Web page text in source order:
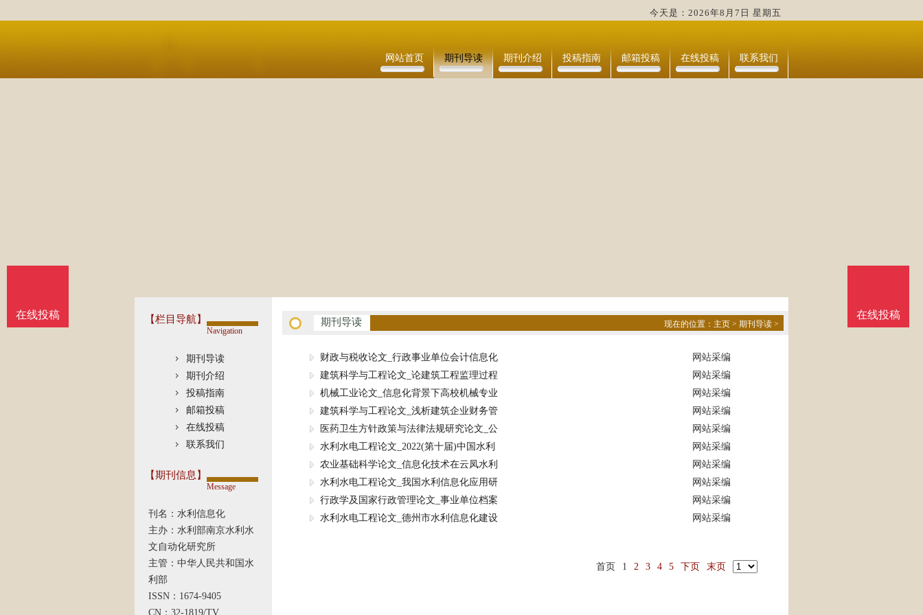
今天是：2026年8月7日 星期五
网站首页 期刊导读 期刊介绍 投稿指南 邮箱投稿 在线投稿 联系我们
【栏目导航】
Navigation
期刊导读
期刊介绍
投稿指南
邮箱投稿
在线投稿
联系我们
【期刊信息】
Message
刊名：水利信息化
主办：水利部南京水利水
文自动化研究所
主管：中华人民共和国水
利部
ISSN：1674-9405
CN：32-1819/TV
期刊导读 现在的位置： 主页 > 期刊导读 >
财政与税收论文_行政事业单位会计信息化
网站采编
建筑科学与工程论文_论建筑工程监理过程
网站采编
机械工业论文_信息化背景下高校机械专业
网站采编
建筑科学与工程论文_浅析建筑企业财务管
网站采编
医药卫生方针政策与法律法规研究论文_公
网站采编
水利水电工程论文_2022(第十届)中国水利
网站采编
农业基础科学论文_信息化技术在云凤水利
网站采编
水利水电工程论文_我国水利信息化应用研
网站采编
行政学及国家行政管理论文_事业单位档案
网站采编
水利水电工程论文_德州市水利信息化建设
网站采编
首页 1 2 3 4 5 下页 末页
在线投稿
在线投稿